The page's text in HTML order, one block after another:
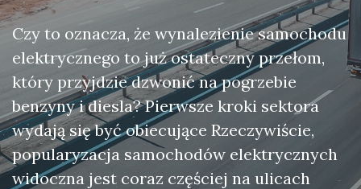
Czy to oznacza, że wynalezienie samochodu
elektrycznego to już ostateczny przełom,
który przyjdzie dzwonić na pogrzebie
benzyny i diesla? Pierwsze kroki sektora
wydają się być obiecujące Rzeczywiście,
popularyzacja samochodów elektrycznych
widoczna jest coraz częściej na ulicach